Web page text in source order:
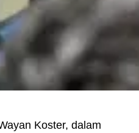
Koster, dalam